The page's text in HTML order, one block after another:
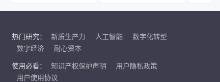
热门研究： 新质生产力 人工智能
数字化转型
数字经济
耐心资本
使用必看： 知识产权保护声明
用户隐私政策
用户使用协议